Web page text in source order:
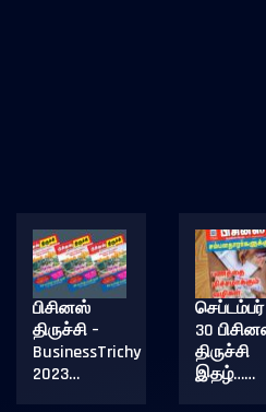
பிசினஸ்
திருச்சி –
BusinessTrichy
2023…
செப்டம்பர்
30
திருச்சி
இதழ்……